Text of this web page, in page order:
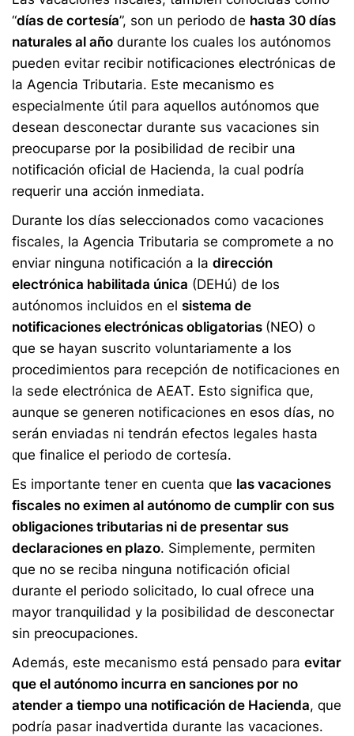
“días de cortesía”, son un periodo de hasta 30 días
naturales al año durante los cuales los autónomos
pueden evitar recibir notificaciones electrónicas de
la Agencia Tributaria. Este mecanismo es
especialmente útil para aquellos autónomos que
desean desconectar durante sus vacaciones sin
preocuparse por la posibilidad de recibir una
notificación oficial de Hacienda, la cual podría
requerir una acción inmediata.
Durante los días seleccionados como vacaciones
fiscales, la Agencia Tributaria se compromete a no
enviar ninguna notificación a la dirección
electrónica habilitada única (DEHú) de los
autónomos incluidos en el sistema de
notificaciones electrónicas obligatorias (NEO) o
que se hayan suscrito voluntariamente a los
procedimientos para recepción de notificaciones en
la sede electrónica de AEAT. Esto significa que,
aunque se generen notificaciones en esos días, no
serán enviadas ni tendrán efectos legales hasta
que finalice el periodo de cortesía.
Es importante tener en cuenta que las vacaciones
fiscales no eximen al autónomo de cumplir con sus
obligaciones tributarias ni de presentar sus
declaraciones en plazo. Simplemente, permiten
que no se reciba ninguna notificación oficial
durante el periodo solicitado, lo cual ofrece una
mayor tranquilidad y la posibilidad de desconectar
sin preocupaciones.
Además, este mecanismo está pensado para evitar
que el autónomo incurra en sanciones por no
atender a tiempo una notificación de Hacienda, que
podría pasar inadvertida durante las vacaciones.